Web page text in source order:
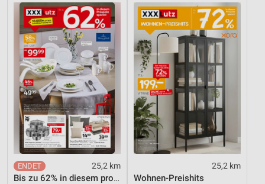
25,2 km
Bis zu 62% in diesem prospekt
25,2 km
Wohnen-Preishits
Verwendung von Profilen zur Auswahl
personalisierter Werbung
Erstellung von Profilen zur Personalisierung
von Inhalten
Verwendung von Profilen zur Auswahl
personalisierter Inhalte
Messung der Werbeleistung
Messung der Performance von Inhalten
Analyse von Zielgruppen durch Statistiken oder
Kombinationen von Daten aus verschiedenen
Quellen